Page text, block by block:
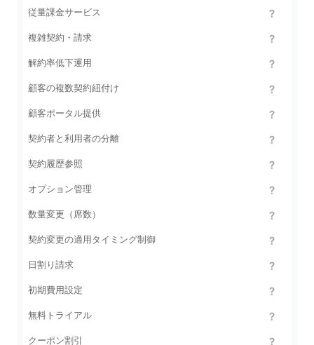
従量課金サービス
複雑契約・請求
解約率低下運用
顧客の複数契約紐付け
顧客ポータル提供
契約者と利用者の分離
契約履歴参照
オプション管理
数量変更（席数）
契約変更の適用タイミング制御
日割り請求
初期費用設定
無料トライアル
クーポン割引